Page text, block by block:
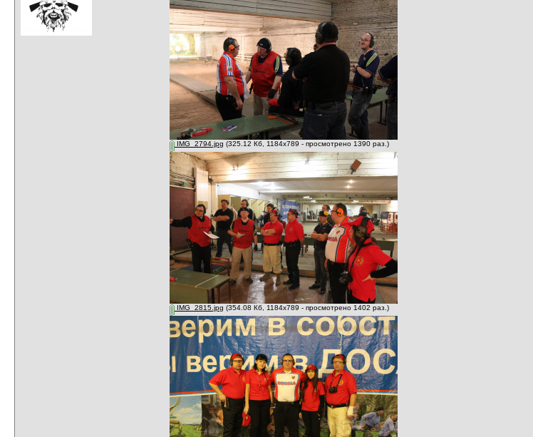
IMG_2794.jpg (325.12 Кб, 1184x789 - просмотрено 1390 раз.)
IMG_2815.jpg (354.08 Кб, 1184x789 - просмотрено 1402 раз.)